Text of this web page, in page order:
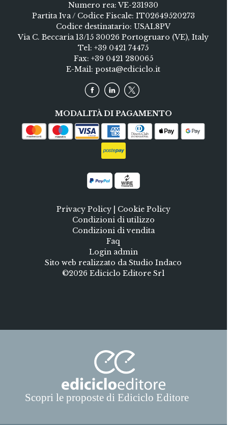
Numero rea: VE-231930
Partita Iva / Codice Fiscale: IT02649520273
Codice destinatario: USAL8PV
Via C. Beccaria 13/15 30026 Portogruaro (VE), Italy
Tel:+39 0421 74475
Fax: +39 0421 280065
E-Mail:posta@ediciclo.it
MODALITÀ DI PAGAMENTO
Privacy Policy| Cookie Policy
Condizioni di utilizzo
Condizioni di vendita
Faq
Login admin
Sito web realizzato da Studio Indaco
©2026 Ediciclo Editore Srl